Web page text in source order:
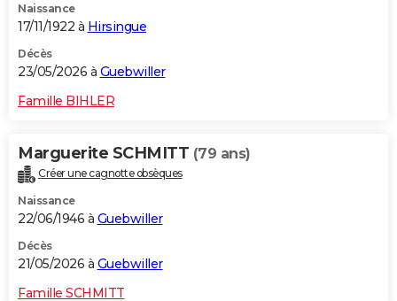
Naissance
17/11/1922 à Hirsingue
Décès
23/05/2026 à Guebwiller
Famille BIHLER
Marguerite SCHMITT (79 ans)
Créer une cagnotte obsèques
Naissance
22/06/1946 à Guebwiller
Décès
21/05/2026 à Guebwiller
Famille SCHMITT